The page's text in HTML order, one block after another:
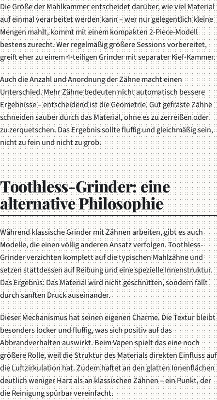
Die Größe der Mahlkammer entscheidet darüber, wie viel Material
auf einmal verarbeitet werden kann – wer nur gelegentlich kleine
Mengen mahlt, kommt mit einem kompakten 2-Piece-Modell
bestens zurecht. Wer regelmäßig größere Sessions vorbereitet,
greift eher zu einem 4-teiligen Grinder mit separater Kief-Kammer.
Auch die Anzahl und Anordnung der Zähne macht einen
Unterschied. Mehr Zähne bedeuten nicht automatisch bessere
Ergebnisse – entscheidend ist die Geometrie. Gut gefräste Zähne
schneiden sauber durch das Material, ohne es zu zerreißen oder
zu zerquetschen. Das Ergebnis sollte fluffig und gleichmäßig sein,
nicht zu fein und nicht zu grob.
Toothless-Grinder: eine
alternative Philosophie
Während klassische Grinder mit Zähnen arbeiten, gibt es auch
Modelle, die einen völlig anderen Ansatz verfolgen. Toothless-
Grinder verzichten komplett auf die typischen Mahlzähne und
setzen stattdessen auf Reibung und eine spezielle Innenstruktur.
Das Ergebnis: Das Material wird nicht geschnitten, sondern fällt
durch sanften Druck auseinander.
Dieser Mechanismus hat seinen eigenen Charme. Die Textur bleibt
besonders locker und fluffig, was sich positiv auf das
Abbrandverhalten auswirkt. Beim Vapen spielt das eine noch
größere Rolle, weil die Struktur des Materials direkten Einfluss auf
die Luftzirkulation hat. Zudem haftet an den glatten Innenflächen
deutlich weniger Harz als an klassischen Zähnen – ein Punkt, der
die Reinigung spürbar vereinfacht.